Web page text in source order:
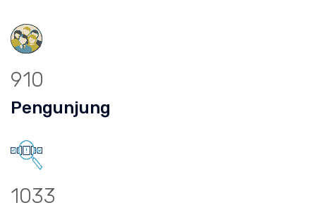
910
Pengunjung
1033